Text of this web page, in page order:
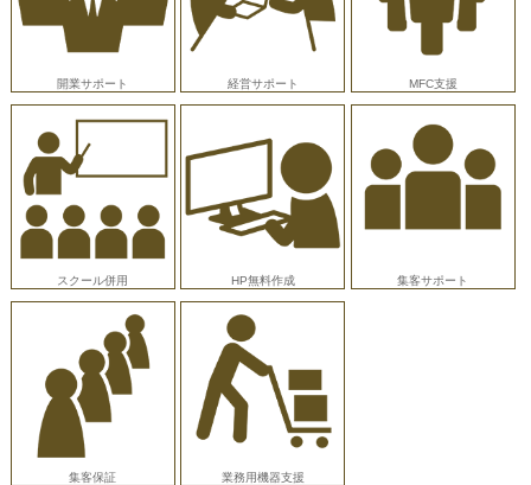
開業サポート 経営サポート MFC支援
スクール併用 HP無料作成 集客サポート
集客保証 業務用機器支援